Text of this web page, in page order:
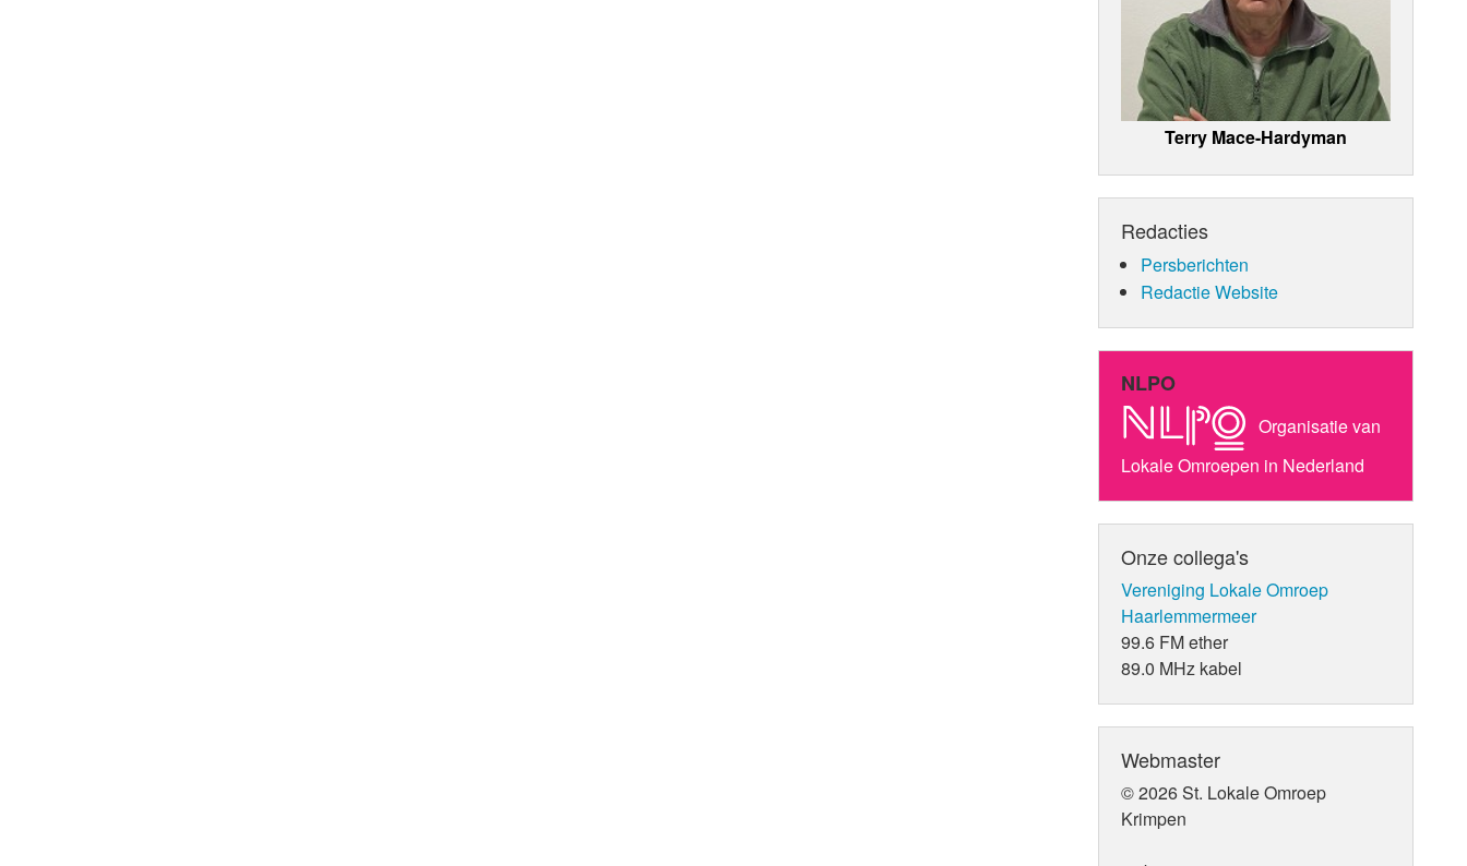
Terry Mace-Hardyman
Redacties
Persberichten
Redactie Website
NLPO
Organisatie van
Lokale Omroepen in Nederland
Onze collega's
Vereniging Lokale Omroep
Haarlemmermeer
99.6 FM ether
89.0 MHz kabel
Webmaster
© 2026 St. Lokale Omroep
Krimpen